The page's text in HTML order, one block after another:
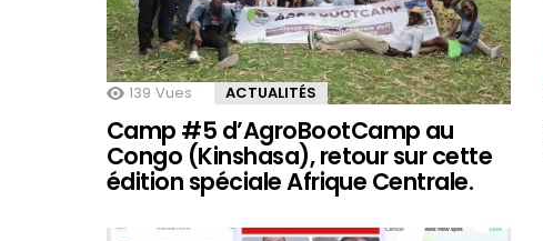
139 Vues ACTUALITÉS
Camp #5 d’AgroBootCamp au
Congo (Kinshasa), retour sur cette
édition spéciale Afrique Centrale.